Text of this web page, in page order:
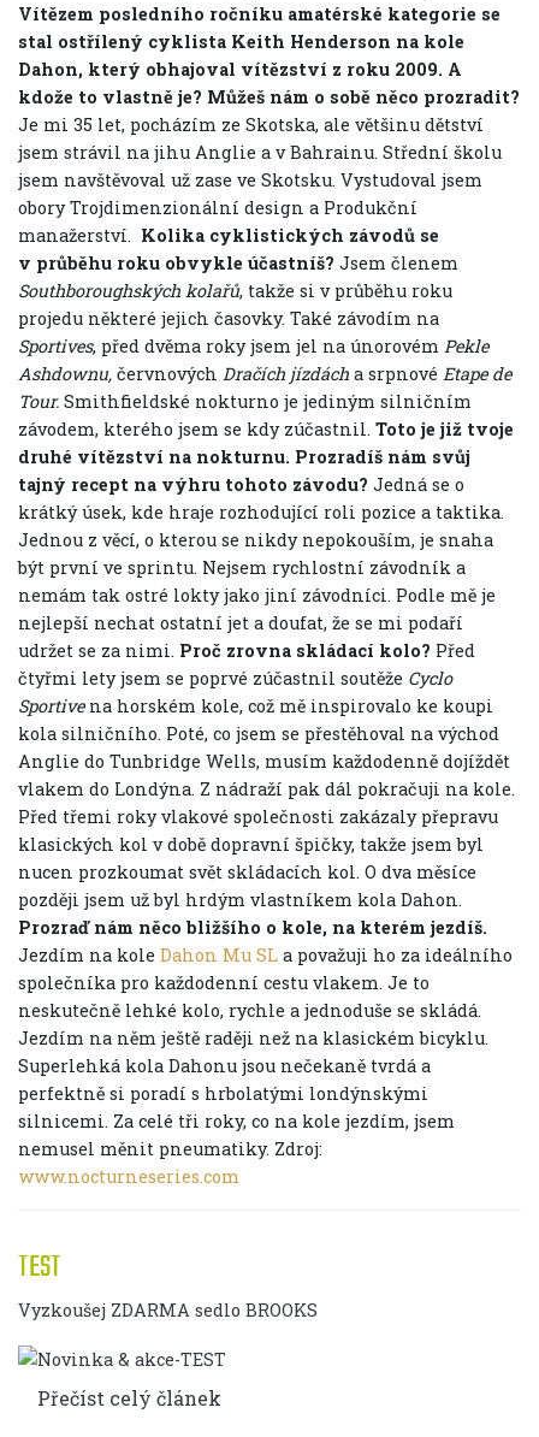
TEST
Vyzkoušej ZDARMA sedlo BROOKS
Přečíst celý článek
Vítězem posledního ročníku amatérské kategorie se
stal ostřílený cyklista Keith Henderson na kole
Dahon, který obhajoval vítězství z roku 2009. A
kdože to vlastně je? Můžeš nám o sobě něco prozradit?
Je mi 35 let, pocházím ze Skotska, ale většinu dětství
jsem strávil na jihu Anglie a v Bahrainu. Střední školu
jsem navštěvoval už zase ve Skotsku. Vystudoval jsem
obory Trojdimenzionální design a Produkční
manažerství. Kolika cyklistických závodů se
v průběhu roku obvykle účastníš? Jsem členem
Southboroughských kolařů, takže si v průběhu roku
projedu některé jejich časovky. Také závodím na
Sportives, před dvěma roky jsem jel na únorovém Pekle
Ashdownu, červnových Dračích jízdách a srpnové Etape de
Tour. Smithfieldské nokturno je jediným silničním
závodem, kterého jsem se kdy zúčastnil. Toto je již tvoje
druhé vítězství na nokturnu. Prozradíš nám svůj
tajný recept na výhru tohoto závodu? Jedná se o
krátký úsek, kde hraje rozhodující roli pozice a taktika.
Jednou z věcí, o kterou se nikdy nepokouším, je snaha
být první ve sprintu. Nejsem rychlostní závodník a
nemám tak ostré lokty jako jiní závodníci. Podle mě je
nejlepší nechat ostatní jet a doufat, že se mi podaří
udržet se za nimi. Proč zrovna skládací kolo? Před
čtyřmi lety jsem se poprvé zúčastnil soutěže Cyclo
Sportivena horském kole, což mě inspirovalo ke koupi
kola silničního. Poté, co jsem se přestěhoval na východ
Anglie do Tunbridge Wells, musím každodenně dojíždět
vlakem do Londýna. Z nádraží pak dál pokračuji na kole.
Před třemi roky vlakové společnosti zakázaly přepravu
klasických kol v době dopravní špičky, takže jsem byl
nucen prozkoumat svět skládacích kol. O dva měsíce
později jsem už byl hrdým vlastníkem kola Dahon.
Prozraď nám něco bližšího o kole, na kterém jezdíš.
Jezdím na kole Dahon Mu SL a považuji ho za ideálního
společníka pro každodenní cestu vlakem. Je to
neskutečně lehké kolo, rychle a jednoduše se skládá.
Jezdím na něm ještě raději než na klasickém bicyklu.
Superlehká kola Dahonu jsou nečekaně tvrdá a
perfektně si poradí s hrbolatými londýnskými
silnicemi. Za celé tři roky, co na kole jezdím, jsem
nemusel měnit pneumatiky. Zdroj:
www.nocturneseries.com